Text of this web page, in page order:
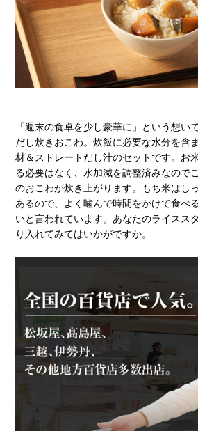
「週末の食卓を少し豪華に」という想い
だし炊きおこわ。炊飯に必要な水分を含
材＆ストレートだし汁のセットです。お
る必要はなく、水加減を調整済みなので
のおこわが炊き上がります。もち米はし
あるので、よく噛んで時間をかけて食べ
いと言われています。あなたのライスス
り入れてみてはいかがですか。